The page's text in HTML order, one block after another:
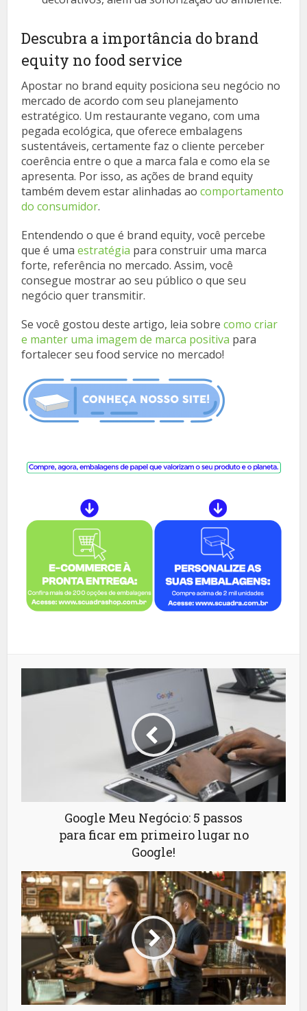
Descubra a importância do brand
equity no food service
Apostar no brand equity posiciona seu negócio no
mercado de acordo com seu planejamento
estratégico. Um restaurante vegano, com uma
pegada ecológica, que oferece embalagens
sustentáveis, certamente faz o cliente perceber
coerência entre o que a marca fala e como ela se
apresenta. Por isso, as ações de brand equity
também devem estar alinhadas aocomportamento
do consumidor.
Entendendo o que é brand equity, você percebe
que é umaestratégia para construir uma marca
forte, referência no mercado. Assim, você
consegue mostrar ao seu público o que seu
negócio quer transmitir.
Se você gostou deste artigo, leia sobrecomo criar
e manter uma imagem de marca positiva para
fortalecer seu food service no mercado!
Google Meu Negócio: 5 passos
para ficar em primeiro lugar no
Google!